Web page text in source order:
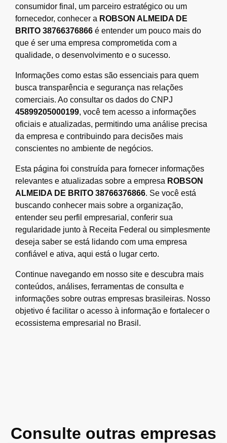
consumidor final, um parceiro estratégico ou um
fornecedor, conhecer a ROBSON ALMEIDA DE
BRITO 38766376866 é entender um pouco mais do
que é ser uma empresa comprometida com a
qualidade, o desenvolvimento e o sucesso.
Informações como estas são essenciais para quem
busca transparência e segurança nas relações
comerciais. Ao consultar os dados do CNPJ
45899205000199, você tem acesso a informações
oficiais e atualizadas, permitindo uma análise precisa
da empresa e contribuindo para decisões mais
conscientes no ambiente de negócios.
Esta página foi construída para fornecer informações
relevantes e atualizadas sobre a empresa ROBSON
ALMEIDA DE BRITO 38766376866. Se você está
buscando conhecer mais sobre a organização,
entender seu perfil empresarial, conferir sua
regularidade junto à Receita Federal ou simplesmente
deseja saber se está lidando com uma empresa
confiável e ativa, aqui está o lugar certo.
Continue navegando em nosso site e descubra mais
conteúdos, análises, ferramentas de consulta e
informações sobre outras empresas brasileiras. Nosso
objetivo é facilitar o acesso à informação e fortalecer o
ecossistema empresarial no Brasil.
Consulte outras empresas